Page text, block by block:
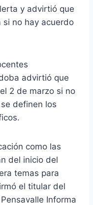
y advirtió que
si no hay acuerdo
advirtió que
2 de marzo si no
definen los
como las
del inicio del
temas para
el titular del
Informa